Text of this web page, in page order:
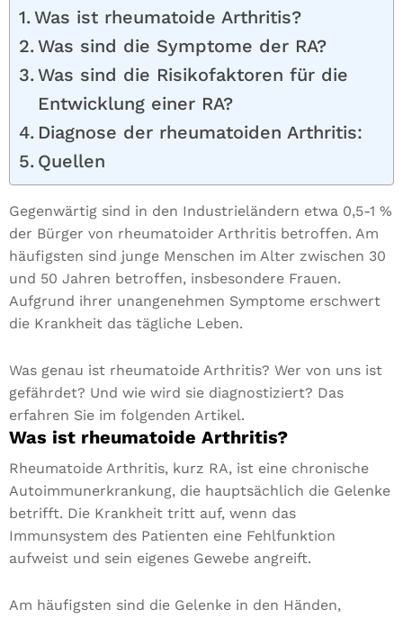
Was ist rheumatoide Arthritis?
Was sind die Symptome der RA?
Was sind die Risikofaktoren für die
Entwicklung einer RA?
Diagnose der rheumatoiden Arthritis:
Quellen
Gegenwärtig sind in den Industrieländern etwa 0,5-1 %
der Bürger von rheumatoider Arthritis betroffen. Am
häufigsten sind junge Menschen im Alter zwischen 30
und 50 Jahren betroffen, insbesondere Frauen.
Aufgrund ihrer unangenehmen Symptome erschwert
die Krankheit das tägliche Leben.
Was genau ist rheumatoide Arthritis? Wer von uns ist
gefährdet? Und wie wird sie diagnostiziert? Das
erfahren Sie im folgenden Artikel.
Was ist rheumatoide Arthritis?
Rheumatoide Arthritis, kurz RA, ist eine chronische
Autoimmunerkrankung, die hauptsächlich die Gelenke
betrifft. Die Krankheit tritt auf, wenn das
Immunsystem des Patienten eine Fehlfunktion
aufweist und sein eigenes Gewebe angreift.
Am häufigsten sind die Gelenke in den Händen,